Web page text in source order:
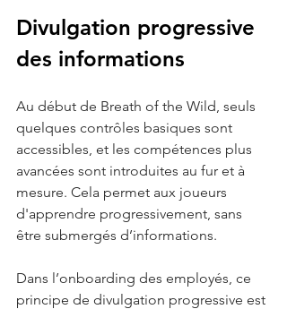
Divulgation progressive
des informations
Au début de Breath of the Wild, seuls
quelques contrôles basiques sont
accessibles, et les compétences plus
avancées sont introduites au fur et à
mesure. Cela permet aux joueurs
d'apprendre progressivement, sans
être submergés d’informations.
Dans l’onboarding des employés, ce
principe de divulgation progressive est